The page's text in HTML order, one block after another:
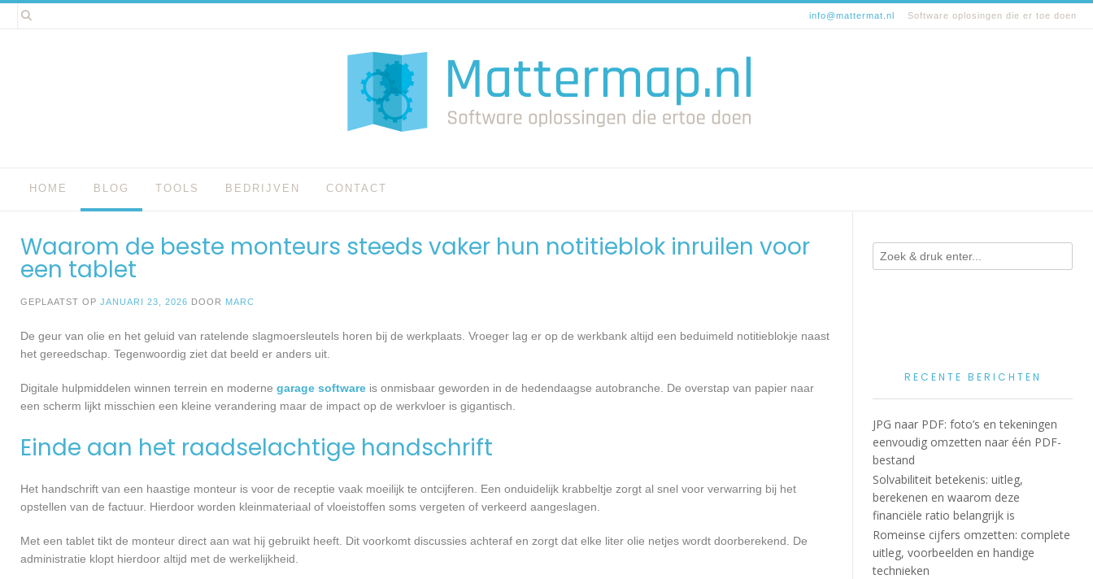
Spring
naar
info@mattermat.nl Software oplosingen die er toe doen
HOME BLOG TOOLS BEDRIJVEN CONTACT
Waarom de beste monteurs steeds vaker hun notitieblok inruilen voor
een tablet
GEPLAATST OP JANUARI 23, 2026 DOOR MARC
De geur van olie en het geluid van ratelende slagmoersleutels horen bij de werkplaats. Vroeger lag er op de werkbank altijd een beduimeld notitieblokje naast
het gereedschap. Tegenwoordig ziet dat beeld er anders uit.
Digitale hulpmiddelen winnen terrein en moderne garage software is onmisbaar geworden in de hedendaagse autobranche. De overstap van papier naar
een scherm lijkt misschien een kleine verandering maar de impact op de werkvloer is gigantisch.
Einde aan het raadselachtige handschrift
Het handschrift van een haastige monteur is voor de receptie vaak moeilijk te ontcijferen. Een onduidelijk krabbeltje zorgt al snel voor verwarring bij het
opstellen van de factuur. Hierdoor worden kleinmateriaal of vloeistoffen soms vergeten of verkeerd aangeslagen.
Met een tablet tikt de monteur direct aan wat hij gebruikt heeft. Dit voorkomt discussies achteraf en zorgt dat elke liter olie netjes wordt doorberekend. De
administratie klopt hierdoor altijd met de werkelijkheid.
RECENTE BERICHTEN
JPG naar PDF: foto’s en tekeningen
eenvoudig omzetten naar één PDF-
bestand
Solvabiliteit betekenis: uitleg,
berekenen en waarom deze
financiële ratio belangrijk is
Romeinse cijfers omzetten: complete
uitleg, voorbeelden en handige
technieken